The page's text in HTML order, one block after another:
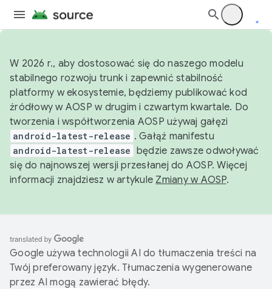
W 2026 r., aby dostosować się do naszego modelu
stabilnego rozwoju trunk i zapewnić stabilność
platformy w ekosystemie, będziemy publikować kod
źródłowy w AOSP w drugim i czwartym kwartale. Do
tworzenia i współtworzenia AOSP używaj gałęzi
android-latest-release . Gałąź manifestu
android-latest-release będzie zawsze odwoływać
się do najnowszej wersji przesłanej do AOSP. Więcej
informacji znajdziesz w artykule Zmiany w AOSP.
Google używa technologii AI do tłumaczenia treści na
Twój preferowany język. Tłumaczenia wygenerowane
przez AI mogą zawierać błędy.